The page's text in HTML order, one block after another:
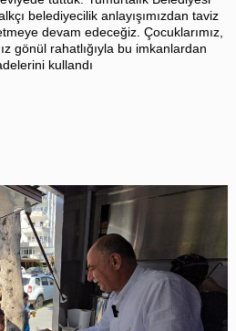
belediyecilik anlayışımızdan taviz
devam edeceğiz. Çocuklarımız,
gönül rahatlığıyla bu imkanlardan
kullandı